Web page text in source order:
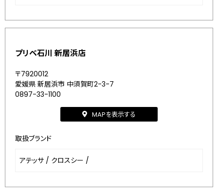
プリベ石川 新居浜店
〒7920012
愛媛県 新居浜市 中須賀町2-3-7
0897-33-1100
MAPを表示する
取扱ブランド
アテッサ / クロスシー /